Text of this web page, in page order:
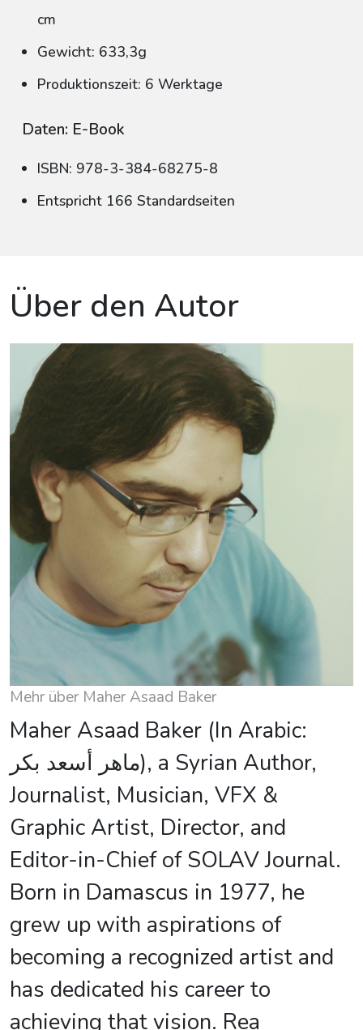
cm
Gewicht: 633,3g
Produktionszeit: 6 Werktage
Daten: E-Book
ISBN: 978-3-384-68275-8
Entspricht 166 Standardseiten
Über den Autor
Mehr über Maher Asaad Baker
Maher Asaad Baker (In Arabic:
ماهر أسعد بكر), a Syrian Author,
Journalist, Musician, VFX &
Graphic Artist, Director, and
Editor-in-Chief of SOLAV Journal.
Born in Damascus in 1977, he
grew up with aspirations of
becoming a recognized artist and
has dedicated his career to
achieving that vision. Rea